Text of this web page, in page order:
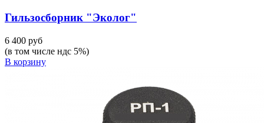
Гильзосборник "Эколог"
6 400 руб
(в том числе ндс 5%)
В корзину